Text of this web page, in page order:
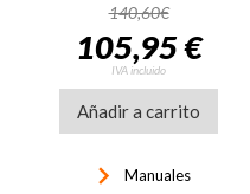
140,60€
105,95 €
IVA incluido
Añadir a carrito
keyboard_arrow_right Manuales